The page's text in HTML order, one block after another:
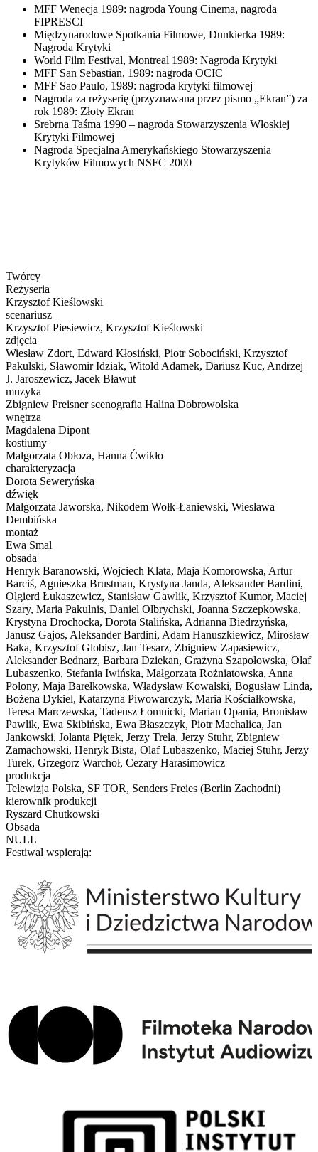
MFF Wenecja 1989: nagroda Young Cinema, nagroda
FIPRESCI
Międzynarodowe Spotkania Filmowe, Dunkierka 1989:
Nagroda Krytyki
World Film Festival, Montreal 1989: Nagroda Krytyki
MFF San Sebastian, 1989: nagroda OCIC
MFF Sao Paulo, 1989: nagroda krytyki filmowej
Nagroda za reżyserię (przyznawana przez pismo „Ekran”) za
rok 1989: Złoty Ekran
Srebrna Taśma 1990 – nagroda Stowarzyszenia Włoskiej
Krytyki Filmowej
Nagroda Specjalna Amerykańskiego Stowarzyszenia
Krytyków Filmowych NSFC 2000
Twórcy
Reżyseria
Krzysztof Kieślowski
scenariusz
Krzysztof Piesiewicz, Krzysztof Kieślowski
zdjęcia
Wiesław Zdort, Edward Kłosiński, Piotr Sobociński, Krzysztof
Pakulski, Sławomir Idziak, Witold Adamek, Dariusz Kuc, Andrzej
J. Jaroszewicz, Jacek Bławut
muzyka
Zbigniew Preisner scenografia Halina Dobrowolska
wnętrza
Magdalena Dipont
kostiumy
Małgorzata Obłoza, Hanna Ćwikło
charakteryzacja
Dorota Seweryńska
dźwięk
Małgorzata Jaworska, Nikodem Wołk-Łaniewski, Wiesława
Dembińska
montaż
Ewa Smal
obsada
Henryk Baranowski, Wojciech Klata, Maja Komorowska, Artur
Barciś, Agnieszka Brustman, Krystyna Janda, Aleksander Bardini,
Olgierd Łukaszewicz, Stanisław Gawlik, Krzysztof Kumor, Maciej
Szary, Maria Pakulnis, Daniel Olbrychski, Joanna Szczepkowska,
Krystyna Drochocka, Dorota Stalińska, Adrianna Biedrzyńska,
Janusz Gajos, Aleksander Bardini, Adam Hanuszkiewicz, Mirosław
Baka, Krzysztof Globisz, Jan Tesarz, Zbigniew Zapasiewicz,
Aleksander Bednarz, Barbara Dziekan, Grażyna Szapołowska, Olaf
Lubaszenko, Stefania Iwińska, Małgorzata Rożniatowska, Anna
Polony, Maja Barełkowska, Władysław Kowalski, Bogusław Linda,
Bożena Dykiel, Katarzyna Piwowarczyk, Maria Kościałkowska,
Teresa Marczewska, Tadeusz Łomnicki, Marian Opania, Bronisław
Pawlik, Ewa Skibińska, Ewa Błaszczyk, Piotr Machalica, Jan
Jankowski, Jolanta Piętek, Jerzy Trela, Jerzy Stuhr, Zbigniew
Zamachowski, Henryk Bista, Olaf Lubaszenko, Maciej Stuhr, Jerzy
Turek, Grzegorz Warchoł, Cezary Harasimowicz
produkcja
Telewizja Polska, SF TOR, Senders Freies (Berlin Zachodni)
kierownik produkcji
Ryszard Chutkowski
Obsada
NULL
Festiwal wspierają: